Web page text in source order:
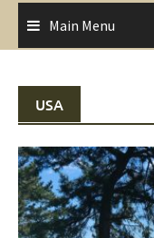
Main Menu
USA